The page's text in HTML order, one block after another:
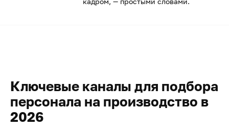
Ключевые каналы для подбора
персонала на производство в
2026